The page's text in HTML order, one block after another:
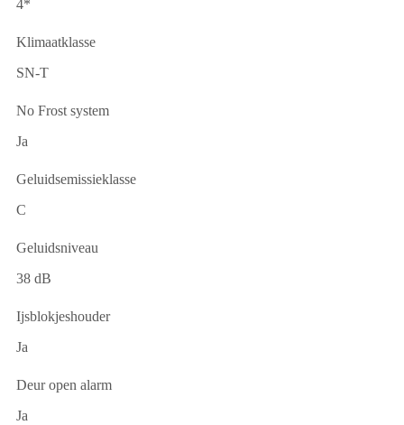
4*
Klimaatklasse
SN-T
No Frost system
Ja
Geluidsemissieklasse
C
Geluidsniveau
38 dB
Ijsblokjeshouder
Ja
Deur open alarm
Ja